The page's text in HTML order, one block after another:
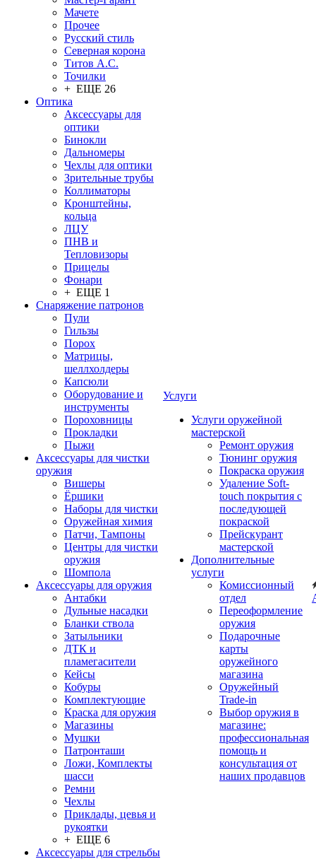
Мачете
Прочее
Русский стиль
Северная корона
Титов А.С.
Точилки
+ ЕЩЕ 26
Оптика
Аксессуары для
оптики
Бинокли
Дальномеры
Чехлы для оптики
Зрительные трубы
Коллиматоры
Кронштейны,
кольца
ЛЦУ
ПНВ и
Тепловизоры
Прицелы
Фонари
+ ЕЩЕ 1
Снаряжение патронов
Пули
Гильзы
Порох
Матрицы,
шеллхолдеры
Капсюли
Оборудование и
инструменты
Пороховницы
Прокладки
Пыжи
Аксессуары для чистки
оружия
Вишеры
Ёршики
Наборы для чистки
Оружейная химия
Патчи, Тампоны
Центры для чистки
оружия
Шомпола
Аксессуары для оружия
Антабки
Дульные насадки
Бланки ствола
Затыльники
ДТК и
пламегасители
Кейсы
Кобуры
Комплектующие
Краска для оружия
Магазины
Мушки
Патронташи
Ложи, Комплекты
шасси
Ремни
Чехлы
Приклады, цевья и
рукоятки
+ ЕЩЕ 6
Аксессуары для стрельбы
Услуги
Услуги оружейной
мастерской
Ремонт оружия
Тюнинг оружия
Покраска оружия
Удаление Soft-
touch покрытия с
последующей
покраской
Прейскурант
мастерской
Дополнительные
услуги
Комиссионный
отдел
Переоформление
оружия
Подарочные
карты
оружейного
магазина
Оружейный
Trade-in
Выбор оружия в
магазине:
профессиональная
помощь и
консультация от
наших продавцов